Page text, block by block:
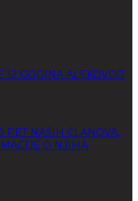
12 GODINA ALEKOVOG
PET NAŠIH ČLANOVA,
O NJIMA